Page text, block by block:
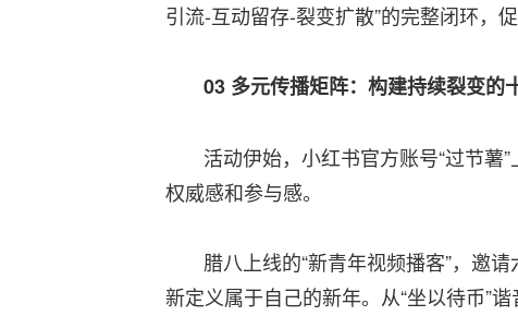
引流-互动留存-裂变扩散”的完整闭环，
03 多元传播矩阵：构建持续裂变的
活动伊始，小红书官方账号“过节薯”
权威感和参与感。
腊八上线的“新青年视频播客”，邀请
新定义属于自己的新年。从“坐以待币”